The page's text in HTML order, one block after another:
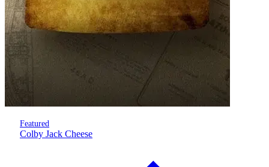
Featured
Colby Jack Cheese